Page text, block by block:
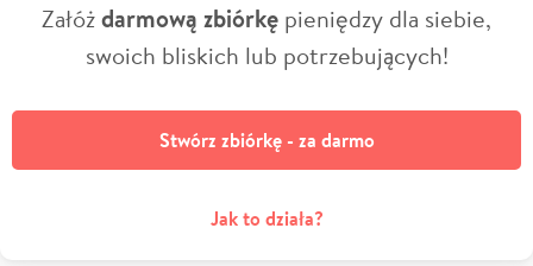
Załóżdarmową zbiórkę pieniędzy dla siebie,
swoich bliskich lub potrzebujących!
Stwórz zbiórkę - za darmo
Jak to działa?